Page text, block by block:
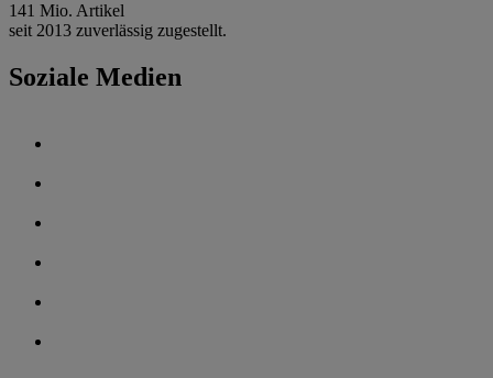
141 Mio. Artikel
seit 2013 zuverlässig zugestellt.
Soziale Medien